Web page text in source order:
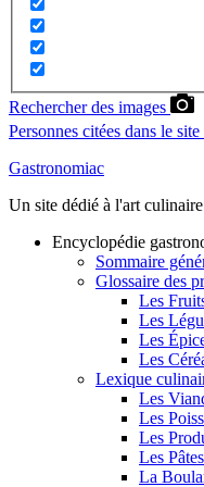
Rechercher des images
Personnes citées dans le site
Gastronomiac
Un site dédié à l'art
Encyclopédie
Sommaire
Glossaire des
Les
Les
Les
Les
Lexique
Les
Les
Les
Les
La